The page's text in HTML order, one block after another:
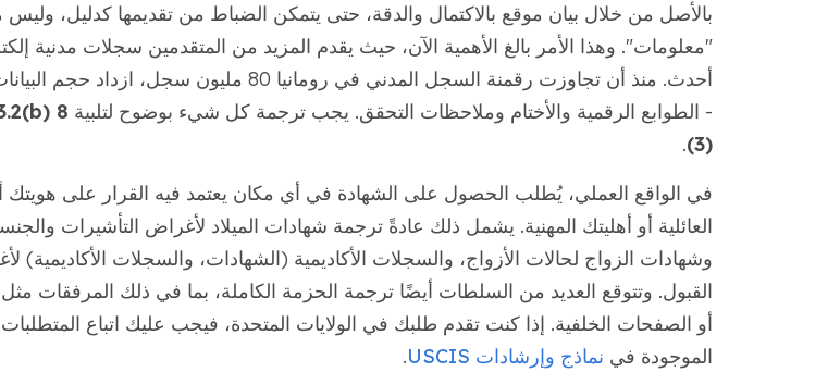
بالأصل من خلال بيان موقع بالاكتمال والدقة، حتى يتمكن الضباط من تقديمها كدليل،
"معلومات". وهذا الأمر بالغ الأهمية الآن، حيث يقدم المزيد من المتقدمين سجلات مدنية
أحدث. منذ أن تجاوزت رقمنة السجل المدني في رومانيا 80 مليون سجل،
- الطوابع الرقمية والأختام وملاحظات التحقق. يجب ترجمة كل شيء بوضوح لتلبية
(3)
.
في الواقع العملي، يُطلب الحصول على الشهادة في أي مكان يعتمد فيه القرار على هويتك
العائلية أو أهليتك المهنية. يشمل ذلك عادةً ترجمة شهادات الميلاد لأغراض التأشيرات
وشهادات الزواج لحالات الأزواج، والسجلات الأكاديمية (الشهادات، والسجلات الأكاديمية)
القبول. وتتوقع العديد من السلطات أيضًا ترجمة الحزمة الكاملة، بما في ذلك المرفقات
أو الصفحات الخلفية. إذا كنت تقدم طلبك في الولايات المتحدة، فيجب عليك اتباع
الموجودة في نماذج وإرشادات USCIS .